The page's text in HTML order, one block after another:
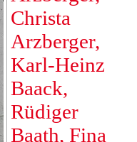
Christa
Arzberger,
Karl-Heinz
Baack,
Rüdiger
Baath, Fina